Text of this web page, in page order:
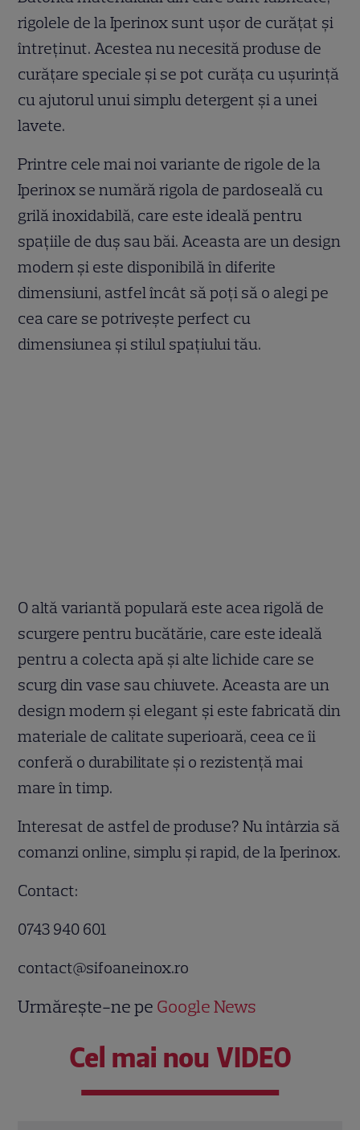
rigolele de la Iperinox sunt ușor de curățat și
întreținut. Acestea nu necesită produse de
curățare speciale și se pot curăța cu ușurință
cu ajutorul unui simplu detergent și a unei
lavete.
Printre cele mai noi variante de rigole de la
Iperinox se numără rigola de pardoseală cu
grilă inoxidabilă, care este ideală pentru
spațiile de duș sau băi. Aceasta are un design
modern și este disponibilă în diferite
dimensiuni, astfel încât să poți să o alegi pe
cea care se potrivește perfect cu
dimensiunea și stilul spațiului tău.
O altă variantă populară este acea rigolă de
scurgere pentru bucătărie, care este ideală
pentru a colecta apă și alte lichide care se
scurg din vase sau chiuvete. Aceasta are un
design modern și elegant și este fabricată din
materiale de calitate superioară, ceea ce îi
conferă o durabilitate și o rezistență mai
mare în timp.
Interesat de astfel de produse? Nu întârzia să
comanzi online, simplu și rapid, de la Iperinox.
Contact:
0743 940 601
contact@sifoaneinox.ro
Urmărește-ne pe Google News
Cel mai nou VIDEO